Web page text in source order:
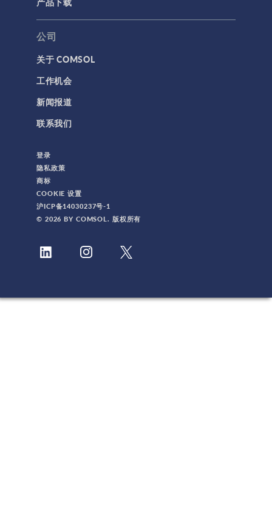
公司
关于 COMSOL
工作机会
新闻报道
联系我们
登录
隐私政策
商标
COOKIE 设置
沪ICP备14030237号-1
© 2026 BY COMSOL. 版权所有